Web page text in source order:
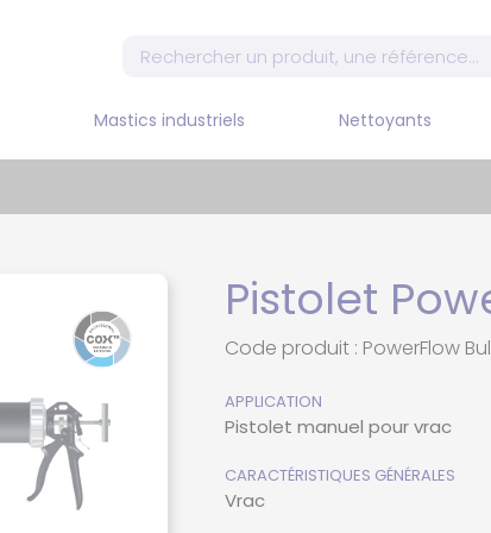
Mastics industriels
SILICONE
Nettoyants
Pistolet
Code produit : PowerFlow
APPLICATION
Pistolet manuel pour vrac
CARACTÉRISTIQUES GÉNÉRALES
Vrac